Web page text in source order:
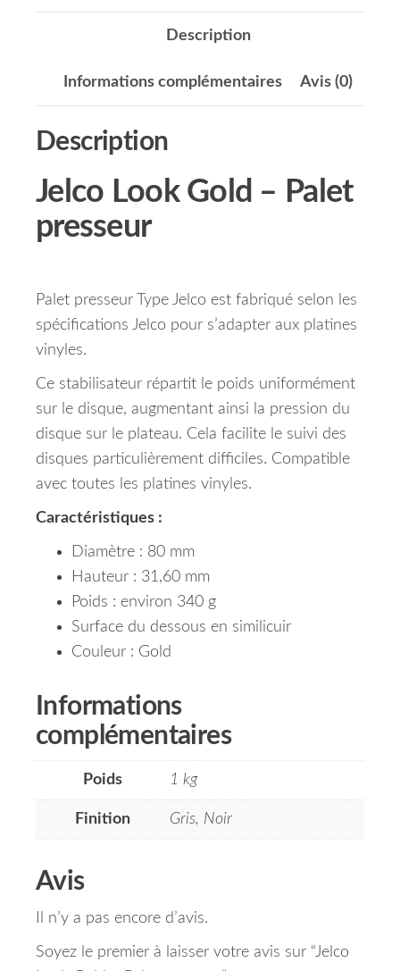
Description
Informations complémentaires Avis (0)
Description
Jelco Look Gold – Palet
presseur
Palet presseur Type Jelco est fabriqué selon les
spécifications Jelco pour s’adapter aux platines
vinyles.
Ce stabilisateur répartit le poids uniformément
sur le disque, augmentant ainsi la pression du
disque sur le plateau. Cela facilite le suivi des
disques particulièrement difficiles. Compatible
avec toutes les platines vinyles.
Caractéristiques :
Diamètre : 80 mm
Hauteur : 31,60 mm
Poids : environ 340 g
Surface du dessous en similicuir
Couleur : Gold
Informations
complémentaires
Poids 1 kg
Finition Gris, Noir
Avis
Il n’y a pas encore d’avis.
Soyez le premier à laisser votre avis sur “Jelco